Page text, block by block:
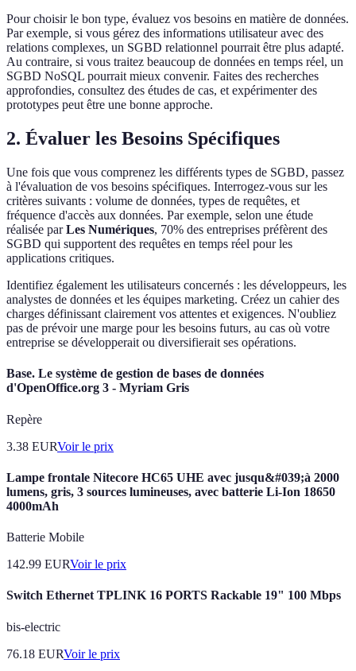
Pour choisir le bon type, évaluez vos besoins en matière de données.
Par exemple, si vous gérez des informations utilisateur avec des
relations complexes, un SGBD relationnel pourrait être plus adapté.
Au contraire, si vous traitez beaucoup de données en temps réel, un
SGBD NoSQL pourrait mieux convenir. Faites des recherches
approfondies, consultez des études de cas, et expérimenter des
prototypes peut être une bonne approche.
2. Évaluer les Besoins Spécifiques
Une fois que vous comprenez les différents types de SGBD, passez
à l'évaluation de vos besoins spécifiques. Interrogez-vous sur les
critères suivants : volume de données, types de requêtes, et
fréquence d'accès aux données. Par exemple, selon une étude
réalisée parLes Numériques, 70% des entreprises préfèrent des
SGBD qui supportent des requêtes en temps réel pour les
applications critiques.
Identifiez également les utilisateurs concernés : les développeurs, les
analystes de données et les équipes marketing. Créez un cahier des
charges définissant clairement vos attentes et exigences. N'oubliez
pas de prévoir une marge pour les besoins futurs, au cas où votre
entreprise se développerait ou diversifierait ses opérations.
Base. Le système de gestion de bases de données
d'OpenOffice.org 3 - Myriam Gris
Repère
3.38 EURVoir le prix
Lampe frontale Nitecore HC65 UHE avec jusqu&#039;à 2000
lumens, gris, 3 sources lumineuses, avec batterie Li-Ion 18650
4000mAh
Batterie Mobile
142.99 EURVoir le prix
Switch Ethernet TPLINK 16 PORTS Rackable 19" 100 Mbps
bis-electric
76.18 EURVoir le prix